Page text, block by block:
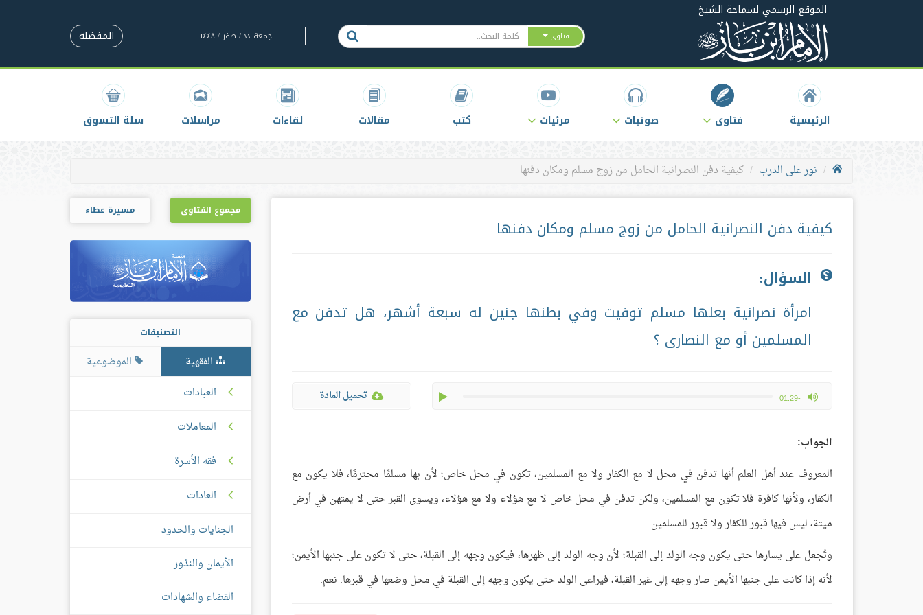
الموقع الرسمي لسماحة الشيخ
فتاوى الجمعة ٢٢ / صفر / ١٤٤٨ المفضلة
الرئيسية فتاوى صوتيات مرئيات كتب مقالات لقاءات مراسلات سلة التسوق
نور على الدرب كيفية دفن النصرانية الحامل من زوج مسلم ومكان دفنها
كيفية دفن النصرانية الحامل من زوج مسلم ومكان دفنها
السؤال:
امرأة نصرانية بعلها مسلم توفيت وفي بطنها جنين له سبعة أشهر، هل تدفن مع
المسلمين أو مع النصارى ؟
-01:29
max volume تحميل المادة
الجواب:
المعروف عند أهل العلم أنها تدفن في محل لا مع الكفار ولا مع المسلمين، تكون في محل خاص؛ لأن بها مسلمًا محترمًا، فلا يكون مع
الكفار، ولأنها كافرة فلا تكون مع المسلمين، ولكن تدفن في محل خاص لا مع هؤلاء ولا مع هؤلاء، ويسوى القبر حتى لا يمتهن في أرض
ميتة، ليس فيها قبور للكفار ولا قبور للمسلمين.
وتُجعل على يسارها حتى يكون وجه الولد إلى القبلة؛ لأن وجه الولد إلى ظهرها، فيكون وجهه إلى القبلة، حتى لا تكون على جنبها الأيمن؛
لأنه إذا كانت على جنبها الأيمن صار وجهه إلى غير القبلة، فيراعى الولد حتى يكون وجهه إلى القبلة في محل وضعها في قبرها. نعم.
مجموع الفتاوى مسيرة عطاء
التصنيفات
الفقهية
الموضوعية
العبادات
المعاملات
فقه الأسرة
العادات
الجنايات والحدود
الأيمان والنذور
القضاء والشهادات